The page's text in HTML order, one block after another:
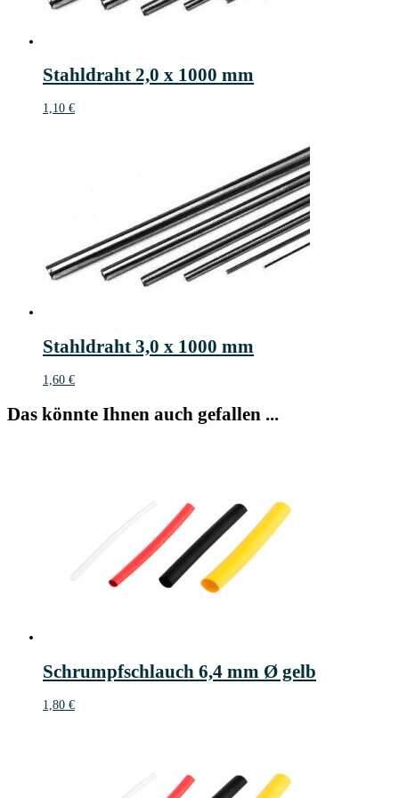
Stahldraht 2,0 x 1000 mm
1,10 €
Stahldraht 3,0 x 1000 mm
1,60 €
Das könnte Ihnen auch gefallen ...
Schrumpfschlauch 6,4 mm Ø gelb
1,80 €